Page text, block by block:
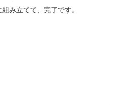
組み立てて、完了です。